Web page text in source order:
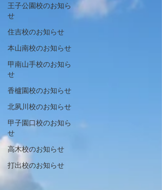
王子公園校のお知ら
せ
住吉校のお知らせ
本山南校のお知らせ
甲南山手校のお知ら
せ
香櫨園校のお知らせ
北夙川校のお知らせ
甲子園口校のお知ら
せ
高木校のお知らせ
打出校のお知らせ